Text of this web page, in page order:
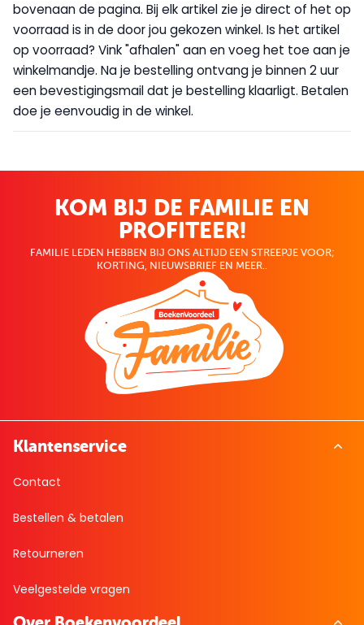
bovenaan de pagina. Bij elk artikel zie je direct of het op
voorraad is in de door jou gekozen winkel. Is het artikel
op voorraad? Vink "afhalen" aan en voeg het toe aan je
winkelmandje. Na je bestelling ontvang je binnen 2 uur
een bevestigingsmail dat je bestelling klaarligt. Betalen
doe je eenvoudig in de winkel.
KOM BIJ DE FAMILIE EN
PROFITEER!
FAMILIE LEDEN HEBBEN BIJ ONS ALTIJD EEN STREEPJE VOOR;
KORTING, NIEUWSBRIEF EN MEER..
Klantenservice
Contact
Bestellen & betalen
Retourneren
Veelgestelde vragen